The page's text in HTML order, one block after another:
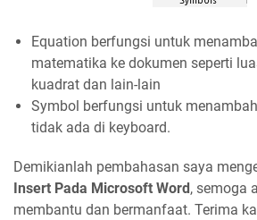
Equation berfungsi untuk
matematika ke dokumen seperti
kuadrat dan lain-lain
Symbol berfungsi untuk
tidak ada di keyboard.
Demikianlah pembahasan saya
Insert Pada Microsoft Word , semoga
membantu dan bermanfaat. Terima